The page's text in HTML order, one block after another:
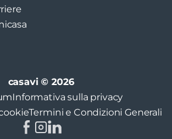
casavi © 2026
Informativa sulla privacy
Termini e Condizioni Generali